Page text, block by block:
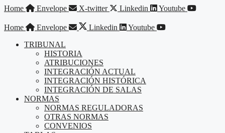
Saltar
contenido
Home Envelope X-twitter Linkedin Youtube
Home Envelope Linkedin
Youtube
TRIBUNAL
HISTORIA
ATRIBUCIONES
INTEGRACIÓN ACTUAL
INTEGRACIÓN HISTÓRICA
INTEGRACIÓN DE SALAS
NORMAS
NORMAS REGULADORAS
OTRAS NORMAS
CONVENIOS